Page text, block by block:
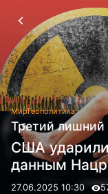
МирГеополитика
Третий лишний
США
данным
27.06.2025 10:30